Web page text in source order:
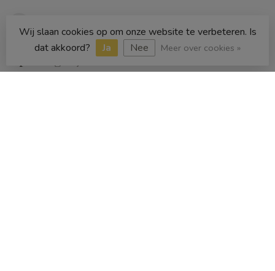
Openingstijden
Wij slaan cookies op om onze website te verbeteren. Is
dat akkoord?
Ja Nee Meer over cookies »